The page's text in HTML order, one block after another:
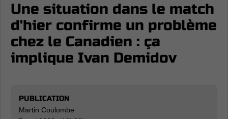
Une situation dans le match
d'hier confirme un problème
chez le Canadien : ça
implique Ivan Demidov
PUBLICATION
Martin Coulombe